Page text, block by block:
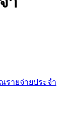
รายจ่ายประจำ